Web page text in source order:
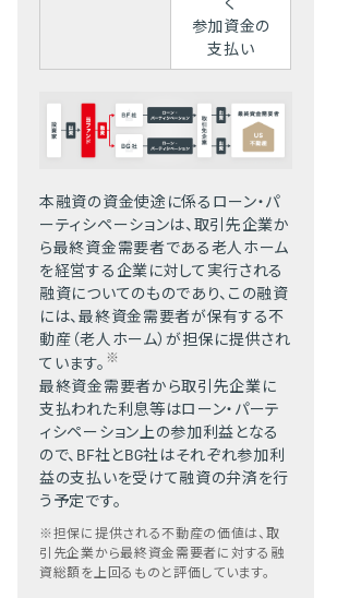
参加資金の
支払い
本融資の資金使途に係るローン・パ
ーティシペーションは、取引先企業か
ら最終資金需要者である老人ホーム
を経営する企業に対して実行される
融資についてのものであり、この融資
には、最終資金需要者が保有する不
動産（老人ホーム）が担保に提供され
ています。 ※
最終資金需要者から取引先企業に
支払われた利息等はローン・パーテ
ィシペーション上の参加利益となる
ので、BF社とBG社はそれぞれ参加利
益の支払いを受けて融資の弁済を行
う予定です。
※担保に提供される不動産の価値は、取
引先企業から最終資金需要者に対する融
資総額を上回るものと評価しています。